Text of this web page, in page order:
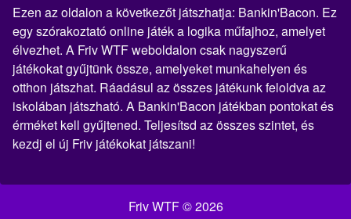
Ezen az oldalon a következőt játszhatja: Bankin'Bacon. Ez
egy szórakoztató online játék a logika műfajhoz, amelyet
élvezhet. A Friv WTF weboldalon csak nagyszerű
játékokat gyűjtünk össze, amelyeket munkahelyen és
otthon játszhat. Ráadásul az összes játékunk feloldva az
iskolában játszható. A Bankin'Bacon játékban pontokat és
érméket kell gyűjtened. Teljesítsd az összes szintet, és
kezdj el új Friv játékokat játszani!
Friv WTF © 2026